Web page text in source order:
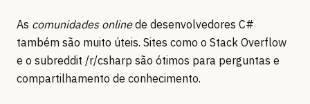
As comunidades onlinede desenvolvedores C#
também são muito úteis. Sites como o Stack Overflow
e o subreddit /r/csharp são ótimos para perguntas e
compartilhamento de conhecimento.